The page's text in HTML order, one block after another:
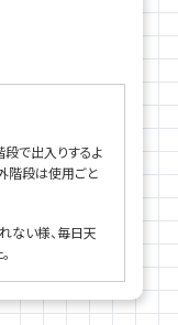
で出入りするよ
階段は使用ごと
ない様、毎日天